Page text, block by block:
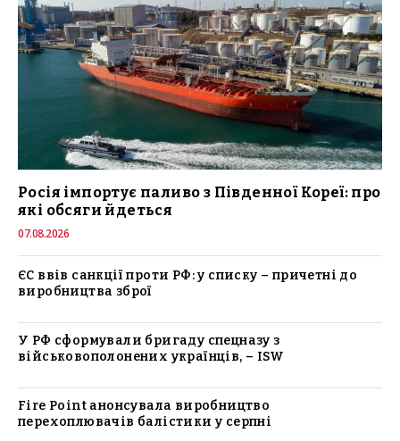
Росія імпортує паливо з Південної Кореї: про
які обсяги йдеться
07.08.2026
ЄС ввів санкції проти РФ: у списку – причетні до
виробництва зброї
У РФ сформували бригаду спецназу з
військовополонених українців, – ISW
Fire Point анонсувала виробництво
перехоплювачів балістики у серпні